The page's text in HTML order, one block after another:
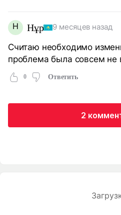
Н Нұр 9 месяцев назад
Считаю необходимо
проблема была совсем не
0 Ответить
2